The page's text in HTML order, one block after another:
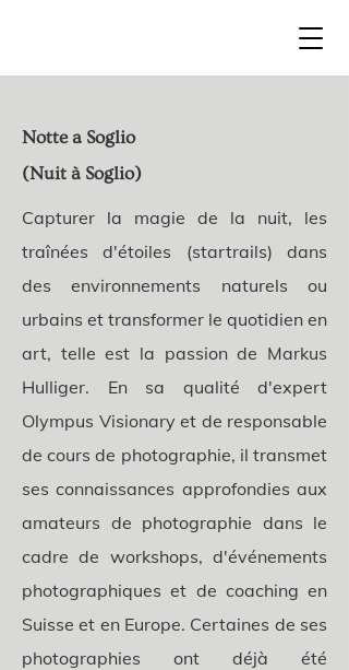
Notte a Soglio
(Nuit à Soglio)
Capturer la magie de la nuit, les
traînées d'étoiles (startrails) dans
des environnements naturels ou
urbains et transformer le quotidien en
art, telle est la passion de Markus
Hulliger. En sa qualité d'expert
Olympus Visionary et de responsable
de cours de photographie, il transmet
ses connaissances approfondies aux
amateurs de photographie dans le
cadre de workshops, d'événements
photographiques et de coaching en
Suisse et en Europe. Certaines de ses
photographies ont déjà été